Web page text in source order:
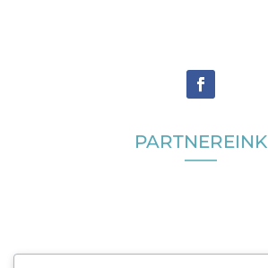
PARTNEREINK